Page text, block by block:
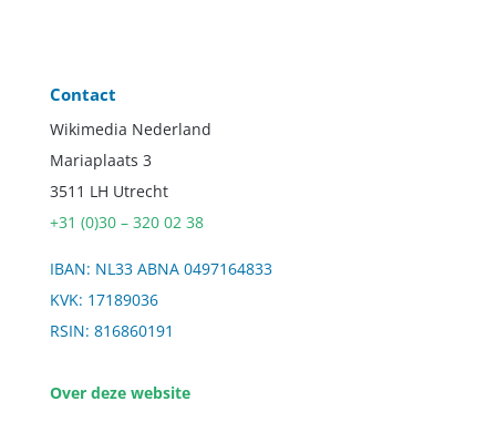
Contact
Wikimedia Nederland
Mariaplaats 3
3511 LH Utrecht
+31 (0)30 – 320 02 38
IBAN: NL33 ABNA 0497164833
KVK: 17189036
RSIN: 816860191
Over deze website